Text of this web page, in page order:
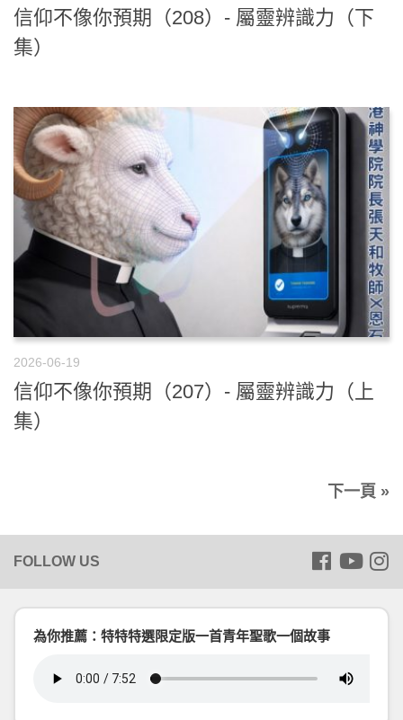
信仰不像你預期（208）- 屬靈辨識力（下
集）
2026-06-19
信仰不像你預期（207）- 屬靈辨識力（上
集）
下一頁 »
為你推薦：特特特選限定版一首青年聖歌一個故事